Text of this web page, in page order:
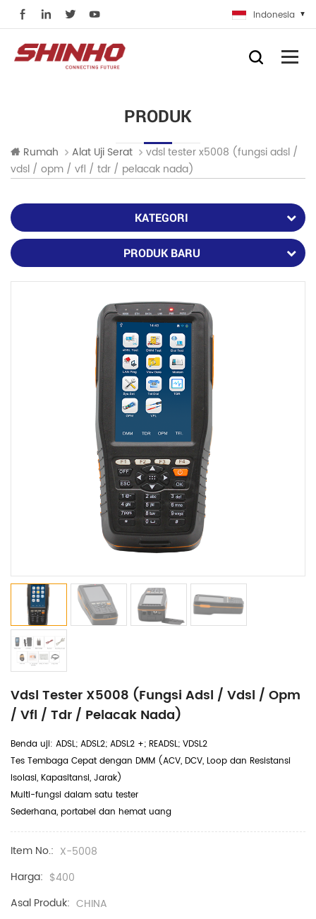
Indonesia
PRODUK
Rumah Alat Uji Serat
vdsl tester x5008 (fungsi adsl /
vdsl / opm / vfl / tdr / pelacak nada)
KATEGORI
PRODUK BARU
Vdsl Tester X5008 (fungsi Adsl / Vdsl / Opm
/ Vfl / Tdr / Pelacak Nada)
Benda uji: ADSL; ADSL2; ADSL2 +; READSL; VDSL2
Tes Tembaga Cepat dengan DMM (ACV, DCV, Loop dan Resistansi
Isolasi, Kapasitansi, Jarak)
Multi-fungsi dalam satu tester
Sederhana, portabel dan hemat uang
Item No.: X-5008
Harga: $400
Asal Produk: CHINA